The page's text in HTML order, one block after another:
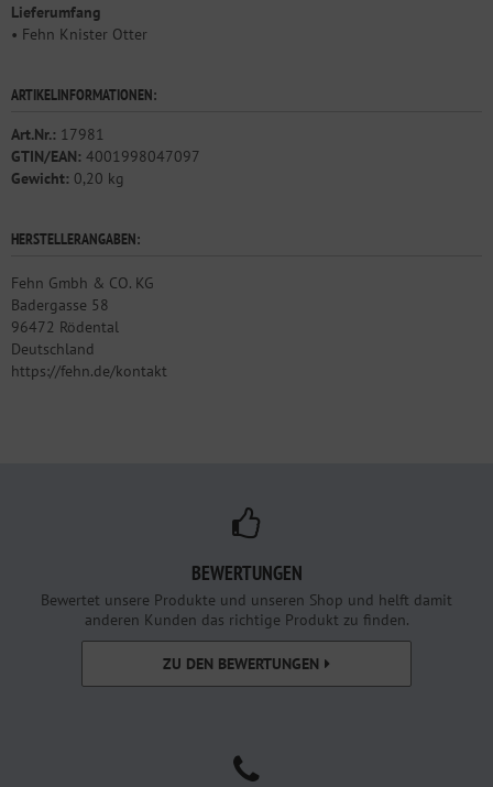
Lieferumfang
• Fehn Knister Otter
ARTIKELINFORMATIONEN:
Art.Nr.: 17981
GTIN/EAN: 4001998047097
Gewicht: 0,20 kg
HERSTELLERANGABEN:
Fehn Gmbh & CO. KG
Badergasse 58
96472 Rödental
Deutschland
https://fehn.de/kontakt
BEWERTUNGEN
Bewertet unsere Produkte und unseren Shop und helft damit
anderen Kunden das richtige Produkt zu finden.
ZU DEN BEWERTUNGEN